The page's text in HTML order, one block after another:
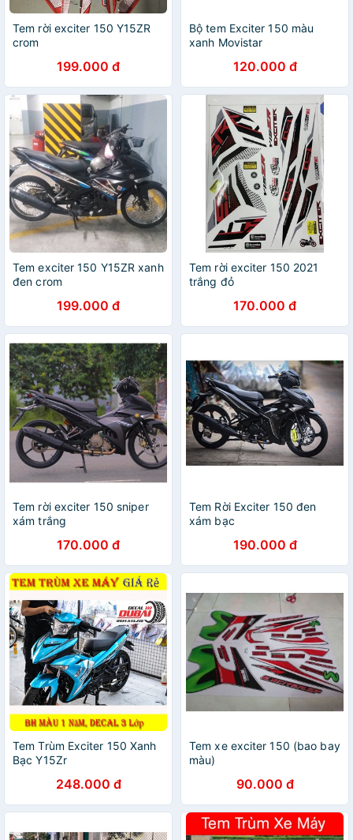
Tem rời exciter 150 Y15ZR
crom
199.000 đ
Bộ tem Exciter 150 màu
xanh Movistar
120.000 đ
Tem exciter 150 Y15ZR xanh
đen crom
199.000 đ
Tem rời exciter 150 2021
trắng đỏ
170.000 đ
Tem rời exciter 150 sniper
xám trắng
170.000 đ
Tem Rời Exciter 150 đen
xám bạc
190.000 đ
Tem Trùm Exciter 150 Xanh
Bạc Y15Zr
248.000 đ
Tem xe exciter 150 (bao bay
màu)
90.000 đ